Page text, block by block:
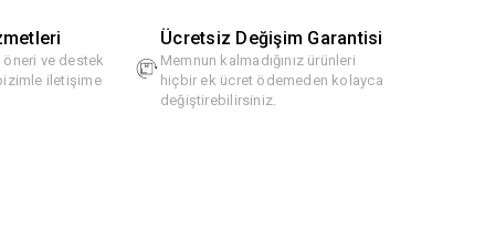
öneri ve destek
iletişime
Ücretsiz Değişim Garantisi
Memnun kalmadığınız ürünleri
hiçbir ek ücret ödemeden kolayca
değiştirebilirsiniz.